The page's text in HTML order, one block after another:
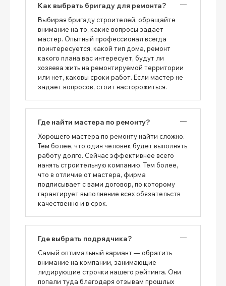
Как выбрать бригаду для ремонта?
Выбирая бригаду строителей, обращайте
внимание на то, какие вопросы задает
мастер. Опытный профессионал всегда
поинтересуется, какой тип дома, ремонт
какого плана вас интересует, будут ли
хозяева жить на ремонтируемой территории
или нет, каковы сроки работ. Если мастер не
задает вопросов, стоит насторожиться.
Где найти мастера по ремонту?
Хорошего мастера по ремонту найти сложно.
Тем более, что один человек будет выполнять
работу долго. Сейчас эффективнее всего
нанять строительную компанию. Тем более,
что в отличие от мастера, фирма
подписывает с вами договор, по которому
гарантирует выполнение всех обязательств
качественно и в срок.
Где выбрать подрядчика?
Самый оптимальный вариант — обратить
внимание на компании, занимающие
лидирующие строчки нашего рейтинга. Они
попали туда благодаря отзывам прошлых